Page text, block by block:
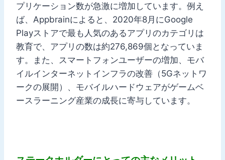
プリケーション数が急激に増加しています。例え
ば、Appbrainによると、2020年8月にGoogle
Playストアで最も人気のあるアプリのカテゴリは
教育で、アプリの数は約276,869個となっていま
す。また、スマートフォンユーザーの増加、モバ
イルインターネットインフラの改善（5Gネットワ
ークの展開）、モバイルハードウェアがゲームベ
ースラーニング産業の成長に寄与しています。